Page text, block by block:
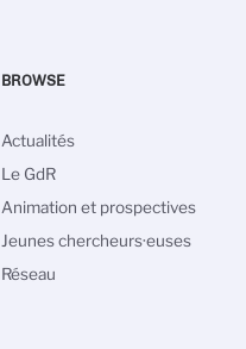
BROWSE
Navigation
principale
Actualités
Le GdR
Animation et prospectives
Jeunes chercheurs·euses
Réseau